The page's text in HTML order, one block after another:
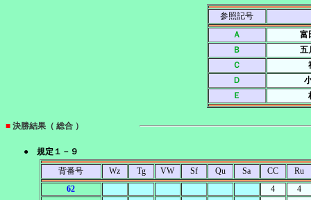
参照記号
Ａ
富
Ｂ
五
Ｃ
Ｄ
Ｅ
■ 決勝結果（ 総合 ）
● 規定１－９
背番号
Wz Tg VW Sf Qu Sa CC
Ru
62
4
4